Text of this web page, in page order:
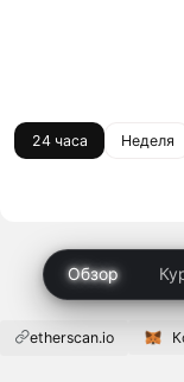
24 часа Неделя
Обзор
etherscan.io